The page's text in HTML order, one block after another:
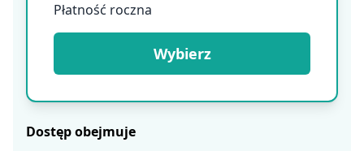
Płatność roczna
Wybierz
Dostęp obejmuje